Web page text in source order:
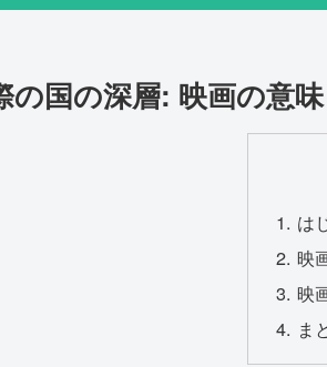
の国の深層: 映画の意
は
映
映
ま